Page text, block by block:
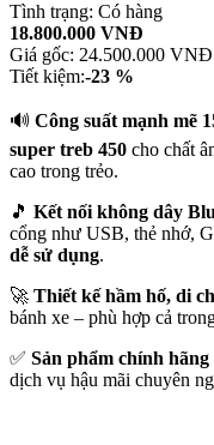
Tình trạng: Có hàng
18.800.000 VNĐ
Giá gốc: 24.500.000 VNĐ
Tiết kiệm:-23 %
🔊 Công suất mạnh mẽ
super treb 450 cho chất
cao trong trẻo.
🎵 Kết nối không dây
cổng như USB, thẻ nhớ,
dễ sử dụng.
🚀 Thiết kế hầm hố, di
bánh xe – phù hợp cả
✅ Sản phẩm chính
dịch vụ hậu mãi chuyên